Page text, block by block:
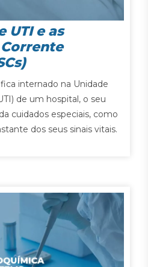
UTI e as
internado na Unidade
de um hospital, o seu
cuidados especiais, como
dos seus sinais vitais.